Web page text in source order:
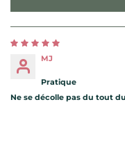
MJ
Pratique
Ne se décolle pas du tout